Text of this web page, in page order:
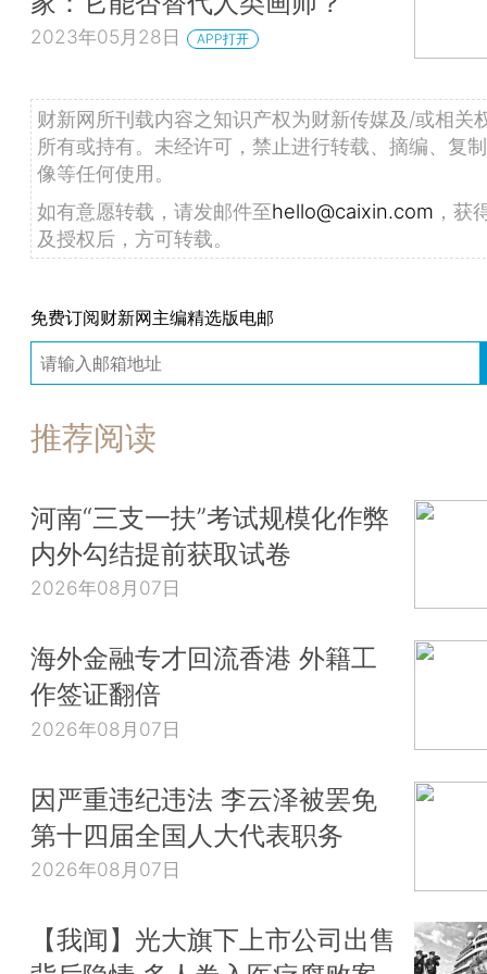
2023年05月28日 APP打开
财新网所刊载内容之知识产权为财新传媒及/或相关
所有或持有。未经许可，禁止进行转载、摘编、复
像等任何使用。
如有意愿转载，请发邮件至hello@caixin.com ，获
及授权后，方可转载。
免费订阅财新网主编精选版电邮
推荐阅读
河南“三支一扶”考试规模化作弊
内外勾结提前获取试卷
2026年08月07日
海外金融专才回流香港 外籍工
作签证翻倍
2026年08月07日
因严重违纪违法 李云泽被罢免
第十四届全国人大代表职务
2026年08月07日
【我闻】光大旗下上市公司出售